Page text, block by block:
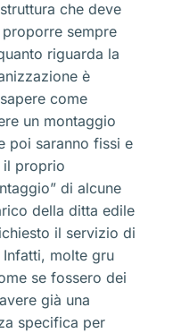
che deve
sempre
riguarda la
è
come
un montaggio
poi saranno fissi e
il proprio
di alcune
della ditta edile
il servizio di
Infatti, molte gru
se fossero dei
già una
specifica per